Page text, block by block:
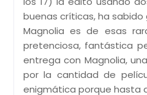
buenas críticas, ha
Magnolia es de esas
pretenciosa, fantástica
entrega con Magnolia,
por la cantidad de
enigmática porque hasta